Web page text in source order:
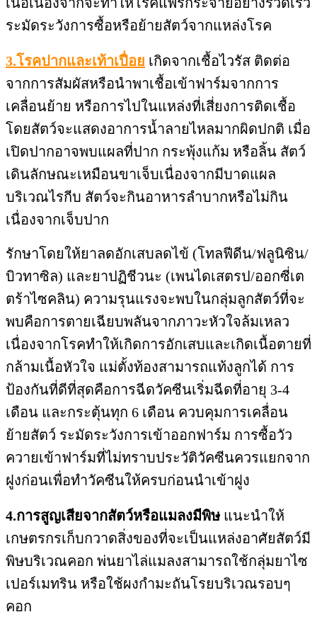
ระมัดระวังการซื้อหรือย้ายสัตว์จากแหล่งโรค
3.โรคปากและเท้าเปื่อย เกิดจากเชื้อไวรัส ติดต่อ
จากการสัมผัสหรือนำพาเชื้อเข้าฟาร์มจากการ
เคลื่อนย้าย หรือการไปในแหล่งที่เสี่ยงการติดเชื้อ
โดยสัตว์จะแสดงอาการน้ำลายไหลมากผิดปกติ เมื่อ
เปิดปากอาจพบแผลที่ปาก กระพุ้งแก้ม หรือลิ้น สัตว์
เดินลักษณะเหมือนขาเจ็บเนื่องจากมีบาดแผล
บริเวณไรกีบ สัตว์จะกินอาหารลำบากหรือไม่กิน
เนื่องจากเจ็บปาก
รักษาโดยให้ยาลดอักเสบลดไข้ (โทลฟีดีน/ฟลูนิซิน/
บิวทาซิล) และยาปฏิชีวนะ (เพนไดเสตรป/ออกซี่เต
ตร้าไซคลิน) ความรุนแรงจะพบในกลุ่มลูกสัตว์ที่จะ
พบคือการตายเฉียบพลันจากภาวะหัวใจล้มเหลว
เนื่องจากโรคทำให้เกิดการอักเสบและเกิดเนื้อตายที่
กล้ามเนื้อหัวใจ แม่ตั้งท้องสามารถแท้งลูกได้ การ
ป้องกันที่ดีที่สุดคือการฉีดวัคซีนเริ่มฉีดที่อายุ 3-4
เดือน และกระตุ้นทุก 6 เดือน ควบคุมการเคลื่อน
ย้ายสัตว์ ระมัดระวังการเข้าออกฟาร์ม การซื้อวัว
ควายเข้าฟาร์มที่ไม่ทราบประวัติวัคซีนควรแยกจาก
ฝูงก่อนเพื่อทำวัคซีนให้ครบก่อนนำเข้าฝูง
4.การสูญเสียจากสัตว์หรือแมลงมีพิษแนะนำให้
เกษตรกรเก็บกวาดสิ่งของที่จะเป็นแหล่งอาศัยสัตว์มี
พิษบริเวณคอก พ่นยาไล่แมลงสามารถใช้กลุ่มยาไซ
เปอร์เมทริน หรือใช้ผงกำมะถันโรยบริเวณรอบๆ
คอก